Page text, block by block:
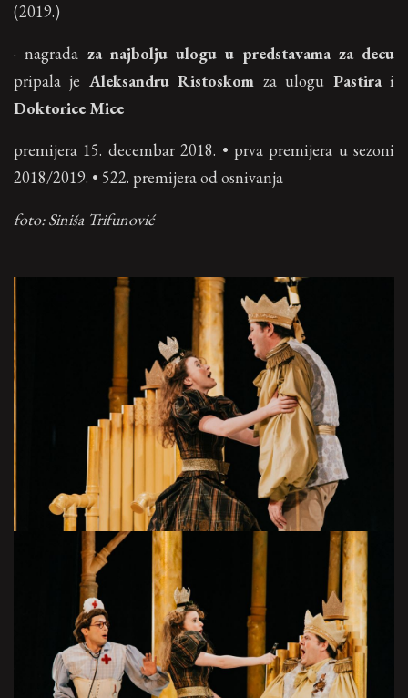
(2019.)
· nagrada za najbolju ulogu u predstavama za decu
pripala je Aleksandru Ristoskom za ulogu Pastirai
Doktorice Mice
premijera 15. decembar 2018. • prva premijera u sezoni
2018/2019. • 522. premijera od osnivanja
foto: Siniša Trifunović